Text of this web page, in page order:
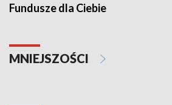
Fundusze dla Ciebie
MNIEJSZOŚCI